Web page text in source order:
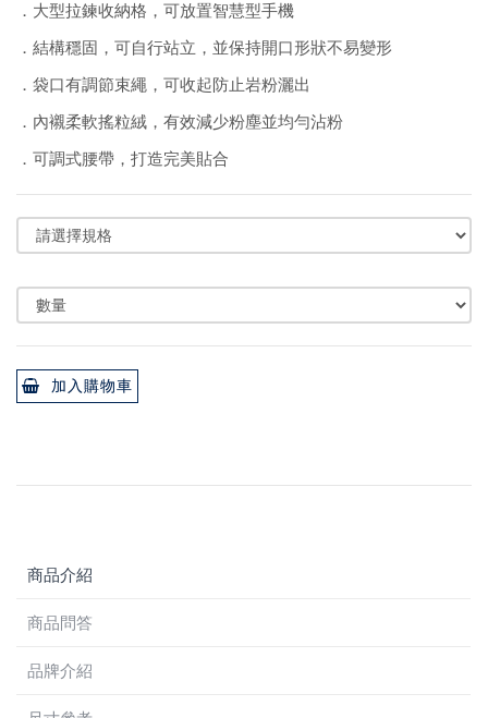
．大型拉鍊收納格，可放置智慧型手機
．結構穩固，可自行站立，並保持開口形狀不易變形
．袋口有調節束繩，可收起防止岩粉灑出
．內襯柔軟搖粒絨，有效減少粉塵並均勻沾粉
．可調式腰帶，打造完美貼合
加入購物車
商品介紹
商品問答
品牌介紹